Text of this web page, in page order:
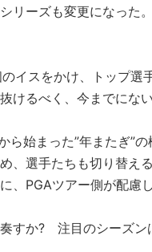
リーズも変更になっ
イスをかけ、トップ選
けるべく、今までにな
ら始まった”年またぎ”
、選手たちも切り替え
、PGAツアー側が配慮
すか? 注目のシーズン